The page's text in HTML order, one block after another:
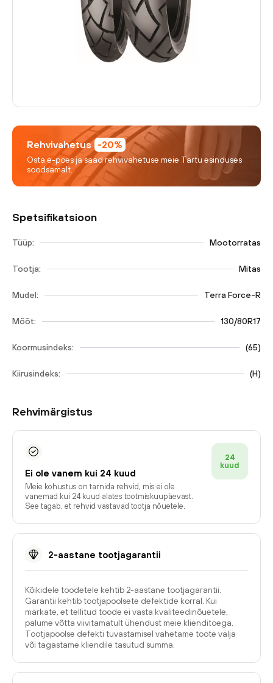
Rehvivahetus -20%
Osta e-poes ja saad rehvivahetuse meie Tartu esinduses
soodsamalt.
Spetsifikatsioon
Tüüp: Mootorratas
Tootja: Mitas
Mudel: Terra Force-R
Mõõt: 130/80R17
Koormusindeks: (65)
Kiirusindeks: (H)
Rehvimärgistus
Ei ole vanem kui 24 kuud
Meie kohustus on tarnida rehvid, mis ei ole
vanemad kui 24 kuud alates tootmiskuupäevast.
See tagab, et rehvid vastavad tootja nõuetele.
24
kuud
2-aastane tootjagarantii
Kõikidele toodetele kehtib 2-aastane tootjagarantii.
Garantii kehtib tootjapoolsete defektide korral. Kui
märkate, et tellitud toode ei vasta kvaliteedinõuetele,
palume võtta viivitamatult ühendust meie klienditoega.
Tootjapoolse defekti tuvastamisel vahetame toote välja
või tagastame kliendile tasutud summa.